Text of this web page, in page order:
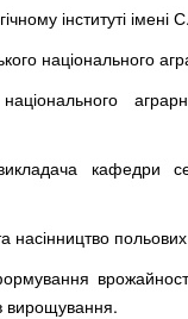
інституті
національного
кафедри
насінництво польових
вирощування.